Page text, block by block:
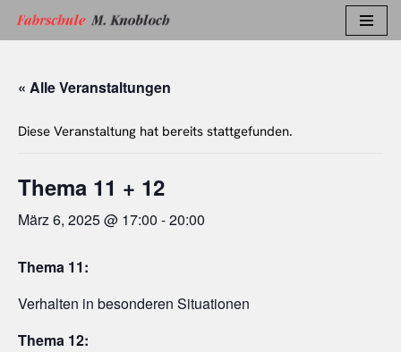
springen
« Alle Veranstaltungen
Diese Veranstaltung hat bereits stattgefunden.
Thema 11 + 12
März 6, 2025 @ 17:00 -20:00
Thema 11:
Verhalten in besonderen Situationen
Thema 12: